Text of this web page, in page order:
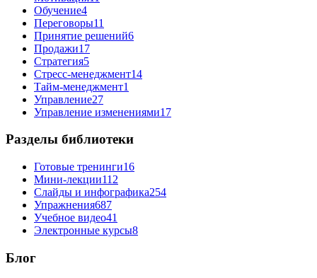
Обучение4
Переговоры11
Принятие решений6
Продажи17
Стратегия5
Стресс-менеджмент14
Тайм-менеджмент1
Управление27
Управление изменениями17
Разделы библиотеки
Готовые тренинги16
Мини-лекции112
Слайды и инфографика254
Упражнения687
Учебное видео41
Электронные курсы8
Блог